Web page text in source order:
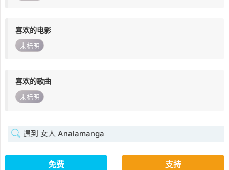
喜欢的电影
未标明
喜欢的歌曲
未标明
遇到 女人 Analamanga
免费 支持